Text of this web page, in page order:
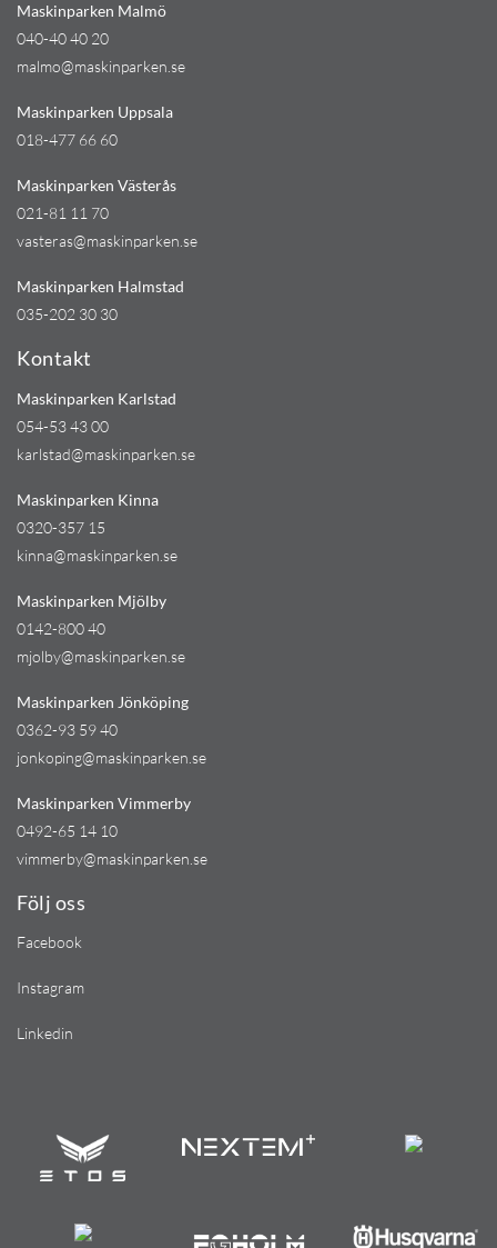
Maskinparken Malmö
040-40 40 20
malmo@maskinparken.se
Maskinparken Uppsala
018-477 66 60
Maskinparken Västerås
021-81 11 70
vasteras@maskinparken.se
Maskinparken Halmstad
035-202 30 30
Kontakt
Maskinparken Karlstad
054-53 43 00
karlstad@maskinparken.se
Maskinparken Kinna
0320-357 15
kinna@maskinparken.se
Maskinparken Mjölby
0142-800 40
mjolby@maskinparken.se
Maskinparken Jönköping
0362-93 59 40
jonkoping@maskinparken.se
Maskinparken Vimmerby
0492-65 14 10
vimmerby@maskinparken.se
Följ oss
Facebook
Instagram
Linkedin